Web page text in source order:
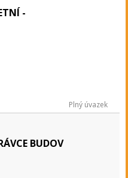
-
Plný úvazek
BUDOV